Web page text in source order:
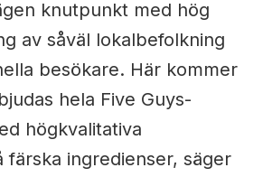
knutpunkt med hög
av såväl lokalbefolkning
besökare. Här kommer
hela Five Guys-
högkvalitativa
färska ingredienser, säger